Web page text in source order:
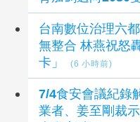
台南數位治理六
無整合 林燕祝怒
卡」
(6 小時前)
7/4食安會議紀錄
業者、姜至剛裁